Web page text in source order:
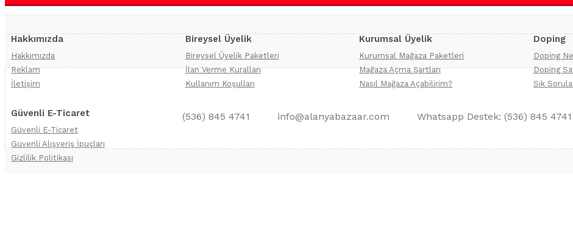
Hakkımızda
Hakkımızda
Reklam
İletişim
Bireysel Üyelik
Bireysel Üyelik Paketleri
İlan Verme Kuralları
Kullanım Koşulları
Kurumsal Üyelik
Kurumsal Mağaza Paketleri
Mağaza Açma Şartları
Nasıl Mağaza Açabilirim?
Doping
Doping
Doping
Sık
Güvenli E-Ticaret
Güvenli E-Ticaret
Güvenli Alışveriş İpuçları
Gizlilik Politikası
(536) 845 4741 info@alanyabazaar.com Whatsapp Destek: (536) 845 4741